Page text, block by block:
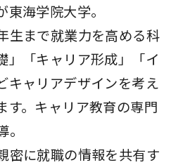
海学院大学。
生まで就業力を高める科
」「キャリア形成」「イ
キャリアデザインを考え
す。キャリア教育の専門
密に就職の情報を共有す